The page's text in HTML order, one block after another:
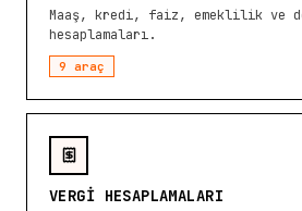
Maaş, kredi, faiz, emeklilik ve
hesaplamaları.
9 araç
VERGI HESAPLAMALARI